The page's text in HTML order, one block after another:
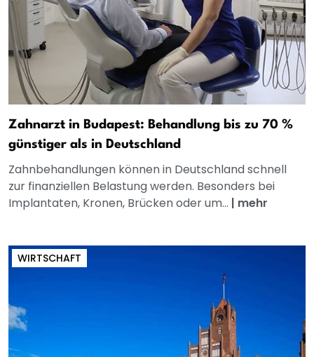
Zahnarzt in Budapest: Behandlung bis zu 70 %
günstiger als in Deutschland
Zahnbehandlungen können in Deutschland schnell
zur finanziellen Belastung werden. Besonders bei
Implantaten, Kronen, Brücken oder um... | mehr
WIRTSCHAFT